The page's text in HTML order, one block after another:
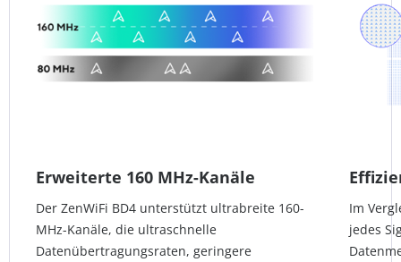
Erweiterte 160 MHz-Kanäle
Der ZenWiFi BD4 unterstützt ultrabreite 160-
MHz-Kanäle, die ultraschnelle
Datenübertragungsraten, geringere
Im
jedes